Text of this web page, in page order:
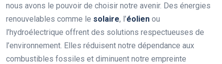
nous avons le pouvoir de choisir notre avenir. Des énergies
renouvelables comme le solaire, l’éolien ou
l’hydroélectrique offrent des solutions respectueuses de
l’environnement. Elles réduisent notre dépendance aux
combustibles fossiles et diminuent notre empreinte